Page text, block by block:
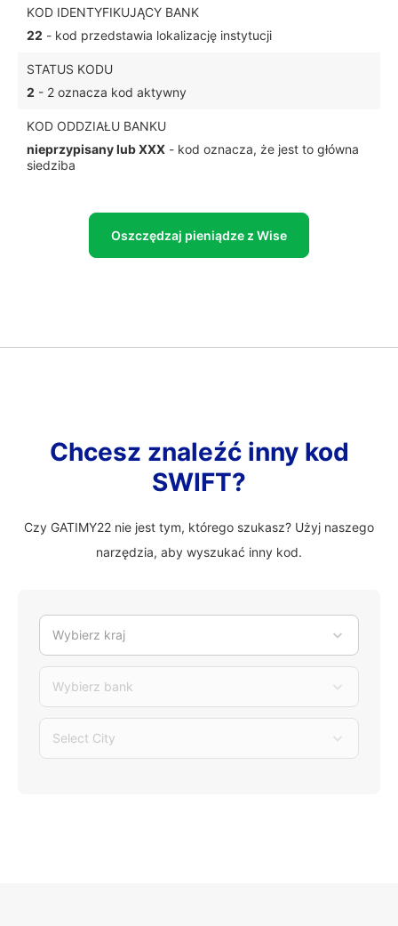
KOD IDENTYFIKUJĄCY BANK
22 - kod przedstawia lokalizację instytucji
STATUS KODU
2 - 2 oznacza kod aktywny
KOD ODDZIAŁU BANKU
nieprzypisany lub XXX - kod oznacza, że jest to główna
siedziba
Oszczędzaj pieniądze z Wise
Chcesz znaleźć inny kod
SWIFT?
Czy GATIMY22 nie jest tym, którego szukasz? Użyj naszego
narzędzia, aby wyszukać inny kod.
Wybierz kraj
Wybierz bank
Select City